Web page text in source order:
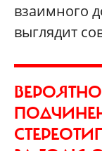
взаимного
выглядит